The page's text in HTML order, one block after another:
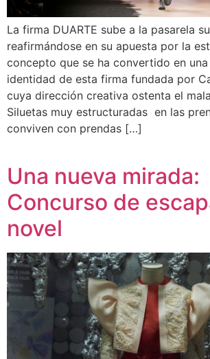
La firma DUARTE sube a la pasarela
reafirmándose en su apuesta por la
concepto que se ha convertido en una
identidad de esta firma fundada por
cuya dirección creativa ostenta el
Siluetas muy estructuradas en las
conviven con prendas […]
Una nueva mirada:
Concurso de
novel